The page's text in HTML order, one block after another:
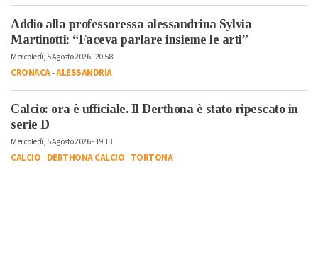
Addio alla professoressa alessandrina Sylvia
Martinotti: “Faceva parlare insieme le arti”
Mercoledì, 5 Agosto 2026 - 20:58
CRONACA-ALESSANDRIA
Calcio: ora è ufficiale. Il Derthona è stato ripescato in
serie D
Mercoledì, 5 Agosto 2026 - 19:13
CALCIO-DERTHONA CALCIO-TORTONA